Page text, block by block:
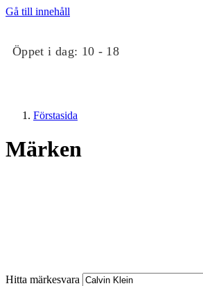
Gå till innehåll
Öppet i dag: 10 - 18
Mat och
Förstasida
Märken
Hitta märkesvara